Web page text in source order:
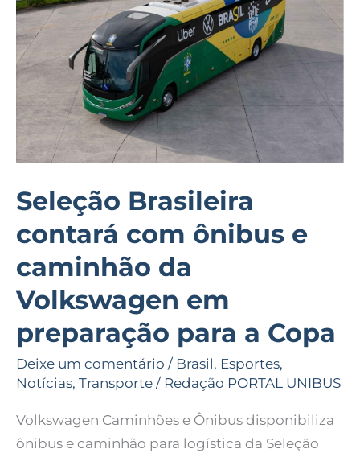
Seleção Brasileira
contará com ônibus e
caminhão da
Volkswagen em
preparação para a Copa
Deixe um comentário / Brasil, Esportes,
Notícias, Transporte / Redação PORTAL UNIBUS
Volkswagen Caminhões e Ônibus disponibiliza
ônibus e caminhão para logística da Seleção
ônibus
e
caminhão
Volkswagen
em
preparação
a
Copa